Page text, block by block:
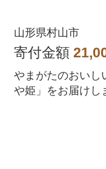
山形県村山市
寄付金額
やまがたのおいし
や姫」をお届けし